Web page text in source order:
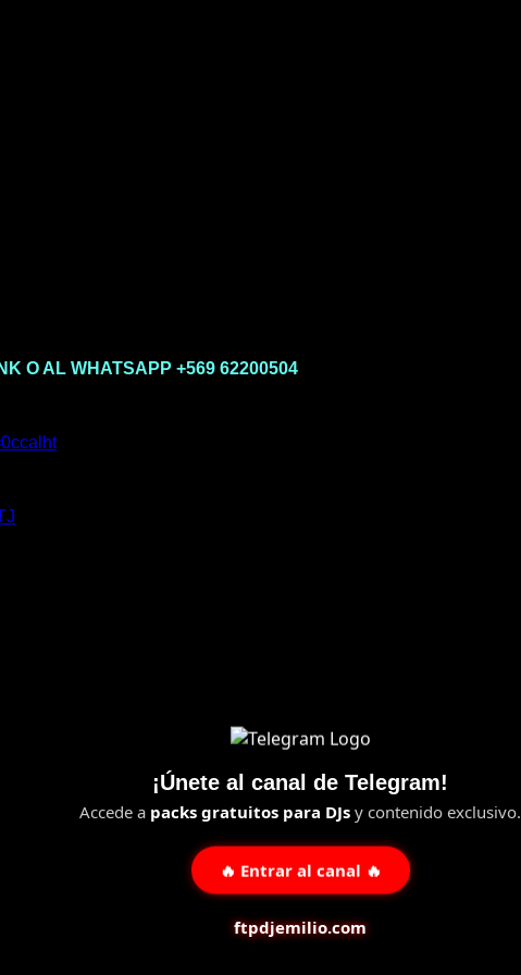
O AL WHATSAPP +569 62200504
¡Únete al canal de Telegram!
Accede a packs gratuitos para DJs y contenido exclusivo.
🔥 Entrar al canal 🔥
ftpdjemilio.com